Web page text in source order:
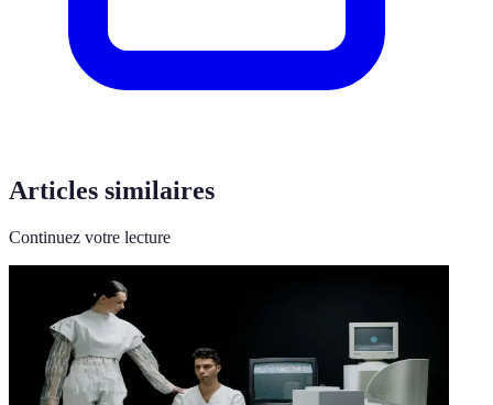
Articles similaires
Continuez votre lecture